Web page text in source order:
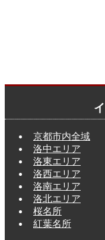
京都市内全域
洛中エリア
洛東エリア
洛西エリア
洛南エリア
洛北エリア
桜名所
紅葉名所